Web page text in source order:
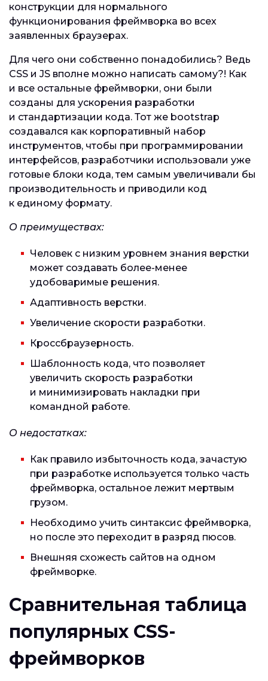
конструкции для нормального
функционирования фреймворка во всех
заявленных браузерах.
Для чего они собственно понадобились? Ведь
CSS и JS вполне можно написать самому?! Как
и все остальные фреймворки, они были
созданы для ускорения разработки
и стандартизации кода. Тот же bootstrap
создавался как корпоративный набор
инструментов, чтобы при программировании
интерфейсов, разработчики использовали уже
готовые блоки кода, тем самым увеличивали бы
производительность и приводили код
к единому формату.
О преимуществах:
Человек с низким уровнем знания верстки
может создавать более-менее
удобоваримые решения.
Адаптивность верстки.
Увеличение скорости разработки.
Кроссбраузерность.
Шаблонность кода, что позволяет
увеличить скорость разработки
и минимизировать накладки при
командной работе.
О недостатках:
Как правило избыточность кода, зачастую
при разработке используется только часть
фреймворка, остальное лежит мертвым
грузом.
Необходимо учить синтаксис фреймворка,
но после это переходит в разряд пюсов.
Внешняя схожесть сайтов на одном
фреймворке.
Сравнительная таблица
популярных CSS-
фреймворков